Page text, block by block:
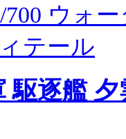
700 ウォ
テール
駆逐艦